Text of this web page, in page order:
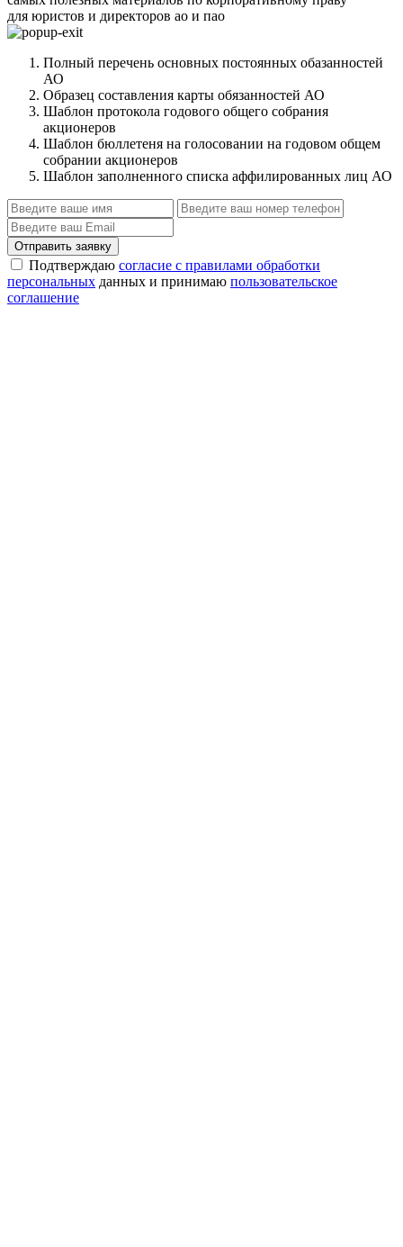
для юристов и директоров ао и пао
Полный перечень основных постоянных обазанностей
АО
Образец составления карты обязанностей АО
Шаблон протокола годового общего собрания
акционеров
Шаблон бюллетеня на голосовании на годовом общем
собрании акционеров
Шаблон заполненного списка аффилированных лиц АО
Отправить заявку
Подтверждаю согласие с правилами обработки
персональных данных и принимаю пользовательское
соглашение